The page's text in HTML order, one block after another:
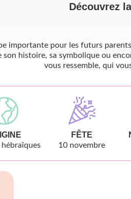
Découvrez
importante pour les futurs
histoire, sa symbolique ou
vous ressemble, qui
hébraïques
FÊTE
10 novembre